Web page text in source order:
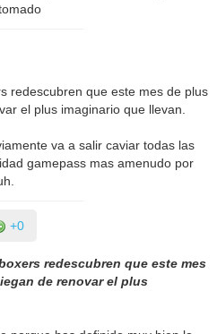
redescubren que este mes de plus
el plus imaginario que llevan.
va a salir caviar todas las
gamepass mas amenudo por
+0
redescubren que este mes
de renovar el plus